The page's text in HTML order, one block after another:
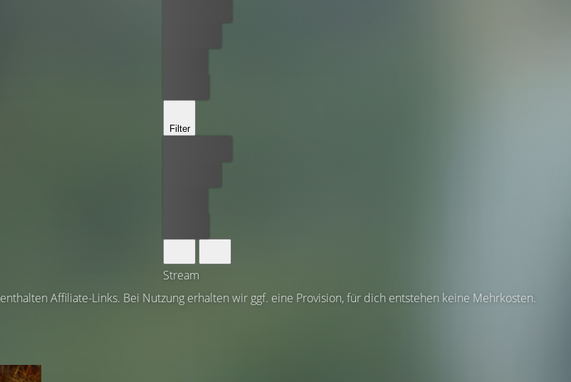
Filter
Stream
Affiliate-Links. Bei Nutzung erhalten wir ggf. eine Provision, für dich entstehen keine Mehrkosten.